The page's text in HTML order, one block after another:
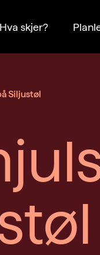
Hva skjer?
Siljustøl